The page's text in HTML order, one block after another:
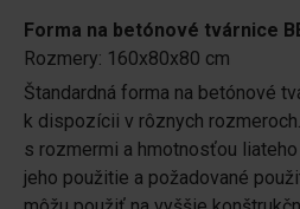
Forma na betónové tvárnice
Rozmery: 160x80x80 cm
Štandardná forma na betónové
k dispozícii v rôznych
s rozmermi a hmotnosťou
jeho použitie a požadované